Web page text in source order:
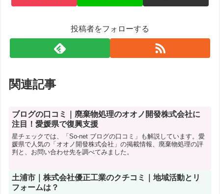
投稿者をフォローする
関連記事
ブログの口コミ｜廃棄物処理のオオノ開發株式会社に
注目！愛媛県で復興支援
星チェックでは、「So-net ブログの口コミ」も解説しています。愛
媛県で人気の「オオノ開發株式会社」の掲載情報、廃棄物処理の評
判と、お問い合わせ先を調べてみました。
土浦市｜株式会社優正工業のクチコミ｜地域活動とリ
フォームは？